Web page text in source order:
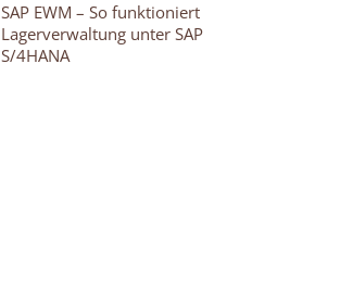
SAP EWM – So funktioniert
Lagerverwaltung unter SAP
S/4HANA